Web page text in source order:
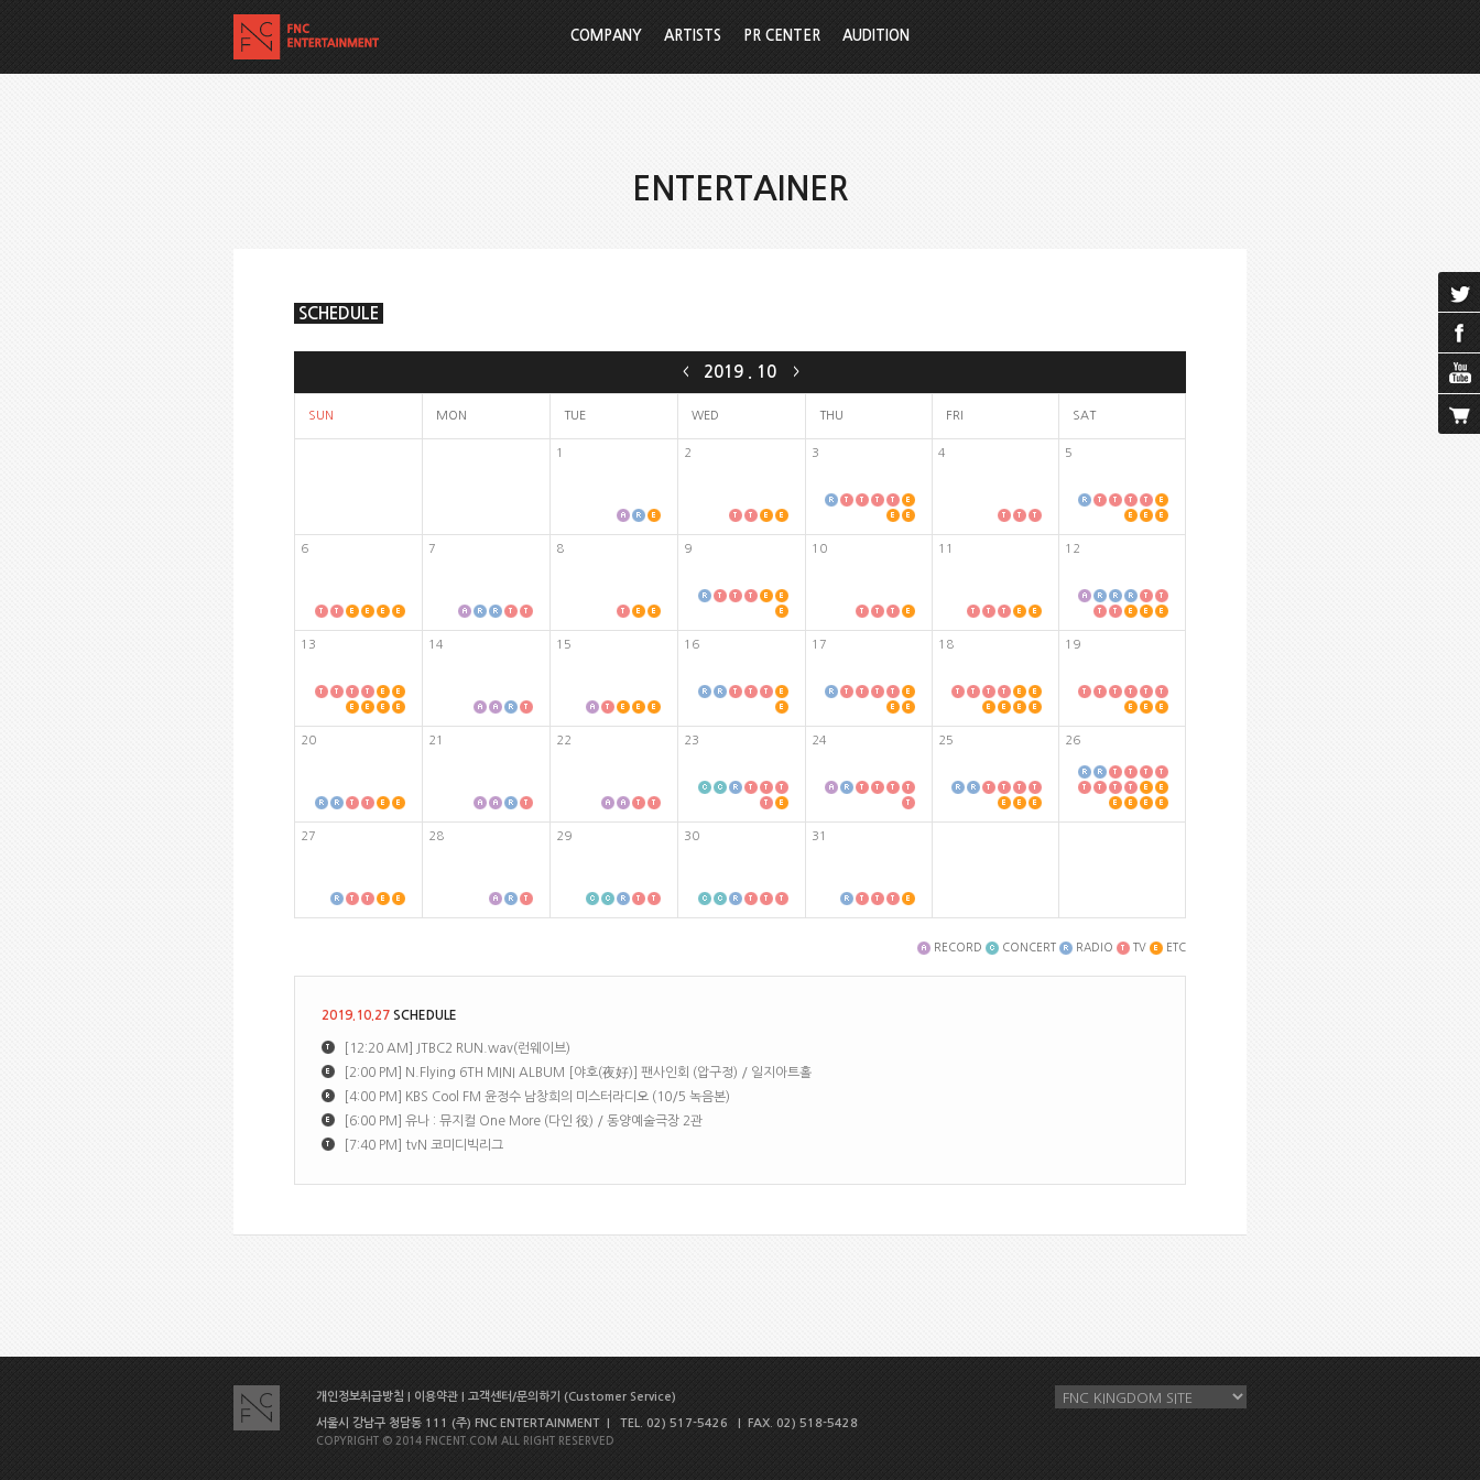
COMPANY ARTISTS PR CENTER AUDITION
ENTERTAINER
SCHEDULE
2019 10
< >
SUN MON TUE WED THU FRI SAT
1 2 3 4 5
6 7 8 9 10 11 12
13 14 15 16 17 18 19
20 21 22 23 24 25 26
27 28 29 30 31
RECORD CONCERT RADIO TV ETC
2019.10.27 SCHEDULE
[12:20 AM] JTBC2 RUN.wav(런웨이브)
[2:00 PM] N.Flying 6TH MINI ALBUM [야호(夜好)] 팬사인회 (압구정) / 일지아트홀
[4:00 PM] KBS Cool FM 윤정수 남창희의 미스터라디오 (10/5 녹음본)
[6:00 PM] 유나 : 뮤지컬 One More (다인 役) / 동양예술극장 2관
[7:40 PM] tvN 코미디빅리그
개인정보취급방침 이용약관 고객센터/문의하기 (Customer Service)
서울시 강남구 청담동 111 (주) FNC ENTERTAINMENT | TEL. 02) 517-5426 | FAX. 02) 518-5428
COPYRIGHT © 2014 FNCENT.COM ALL RIGHT RESERVED